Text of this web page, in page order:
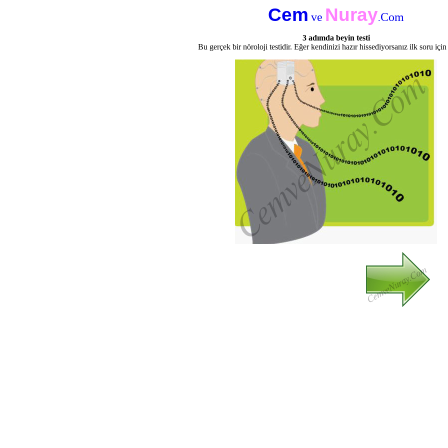
Cem ve Nuray.Com
3 adımda beyin testi
Bu gerçek bir nöroloji testidir. Eğer kendinizi hazır hissediyorsanız ilk soru için